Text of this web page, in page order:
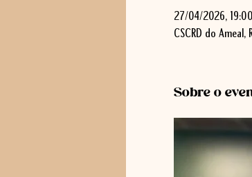
27/04/2026,
CSCRD do
Sobre o